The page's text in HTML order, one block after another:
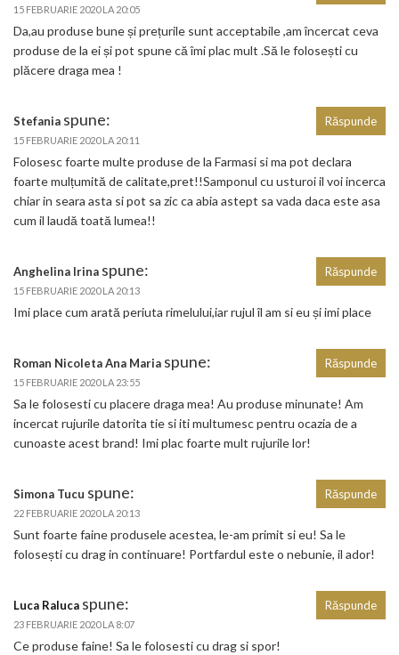
15 FEBRUARIE 2020 LA 20:05
Da,au produse bune și prețurile sunt acceptabile ,am încercat ceva
produse de la ei și pot spune că îmi plac mult .Să le folosești cu
plăcere draga mea !
Stefania spune:
15 FEBRUARIE 2020 LA 20:11
Folosesc foarte multe produse de la Farmasi si ma pot declara
foarte mulțumită de calitate,pret!!Samponul cu usturoi il voi incerca
chiar in seara asta si pot sa zic ca abia astept sa vada daca este asa
cum il laudă toată lumea!!
Răspunde
Anghelina Irina spune:
15 FEBRUARIE 2020 LA 20:13
Imi place cum arată periuta rimelului,iar rujul îl am si eu și imi place
Răspunde
Roman Nicoleta Ana Maria spune:
15 FEBRUARIE 2020 LA 23:55
Sa le folosesti cu placere draga mea! Au produse minunate! Am
incercat rujurile datorita tie si iti multumesc pentru ocazia de a
cunoaste acest brand! Imi plac foarte mult rujurile lor!
Răspunde
Simona Tucu spune:
22 FEBRUARIE 2020 LA 20:13
Sunt foarte faine produsele acestea, le-am primit si eu! Sa le
folosești cu drag in continuare! Portfardul este o nebunie, il ador!
Răspunde
Luca Raluca spune:
23 FEBRUARIE 2020 LA 8:07
Ce produse faine! Sa le folosesti cu drag si spor!
Răspunde